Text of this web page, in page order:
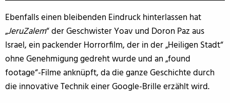
Ebenfalls einen bleibenden Eindruck hinterlassen hat
„JeruZalem“ der Geschwister Yoav und Doron Paz aus
Israel, ein packender Horrorfilm, der in der „Heiligen Stadt“
ohne Genehmigung gedreht wurde und an „found
footage“-Filme anknüpft, da die ganze Geschichte durch
die innovative Technik einer Google-Brille erzählt wird.